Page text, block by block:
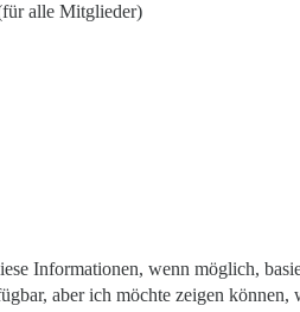
alle Mitglieder)
Informationen, wenn möglich,
aber ich möchte zeigen können,